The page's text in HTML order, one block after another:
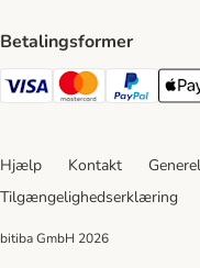
Betalingsformer
VISA Payment Method
Mastercard Payment
PaypalApple
Hjælp Kontakt
Tilgængelighedserklæring
bitiba GmbH 2026